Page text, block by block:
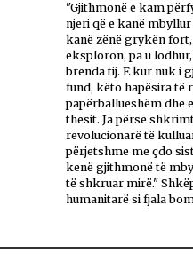
"Gjithmonë e kam
njeri që e kanë
kanë zënë grykën
eksploron, pa u
brenda tij. E kur nuk i
fund, këto hapësira të
papërballueshëm dhe
thesit. Ja përse
revolucionarë të
përjetshme me çdo
kenë gjithmonë të
të shkruar mirë."
humanitarë si fjala